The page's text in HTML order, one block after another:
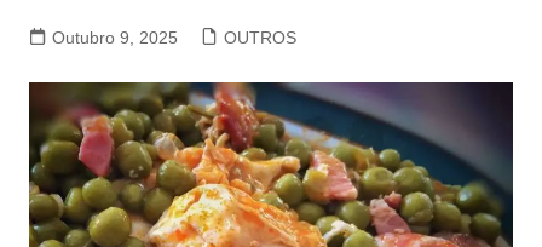
Outubro 9, 2025 OUTROS